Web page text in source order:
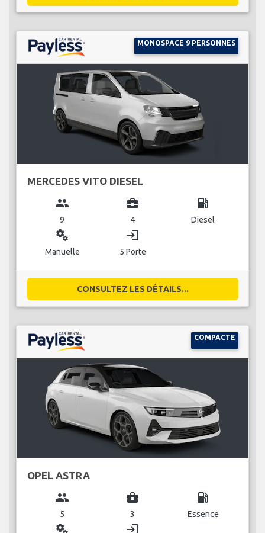
MONOSPACE 9 PERSONNES
MERCEDES VITO DIESEL
group
9
business_center
4
local_gas_station
Diesel
miscellaneous_services
Manuelle
login
5 Porte
CONSULTEZ LES DÉTAILS...
COMPACTE
OPEL ASTRA
group
5
business_center
3
local_gas_station
Essence
miscellaneous_services login